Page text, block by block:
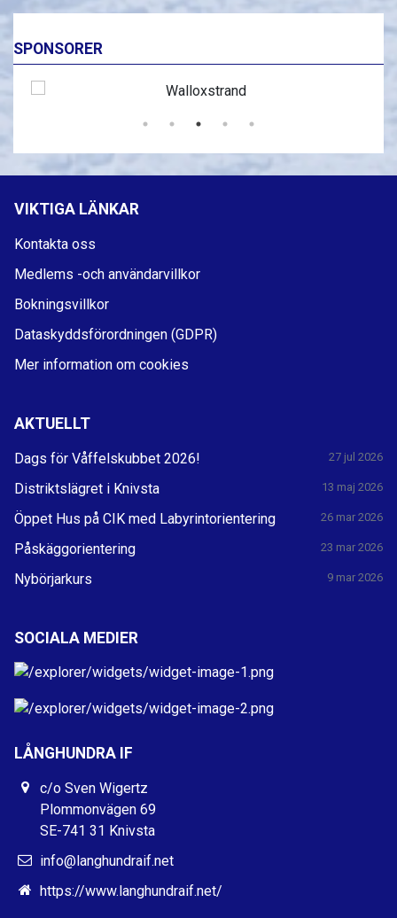
SPONSORER
VIKTIGA LÄNKAR
Kontakta oss
Medlems -och användarvillkor
Bokningsvillkor
Dataskyddsförordningen (GDPR)
Mer information om cookies
AKTUELLT
Dags för Våffelskubbet 2026! 27 jul 2026
Distriktslägret i Knivsta 13 maj 2026
Öppet Hus på CIK med Labyrintorientering 26 mar 2026
Påskäggorientering 23 mar 2026
Nybörjarkurs 9 mar 2026
SOCIALA MEDIER
LÅNGHUNDRA IF
c/o Sven Wigertz
Plommonvägen 69
SE-741 31 Knivsta
info@langhundraif.net
https://www.langhundraif.net/